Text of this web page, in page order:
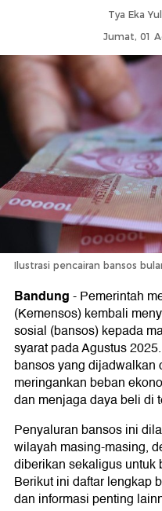
Tya Eka
Jumat, 01
Ilustrasi pencairan bansos
Bandung-Pemerintah
(Kemensos) kembali
sosial (bansos) kepada
syarat pada Agustus
bansos yang dijadwalkan
meringankan beban
dan menjaga daya beli di
Penyaluran bansos ini
wilayah masing-masing,
diberikan sekaligus untuk
Berikut ini daftar lengkap
dan informasi penting